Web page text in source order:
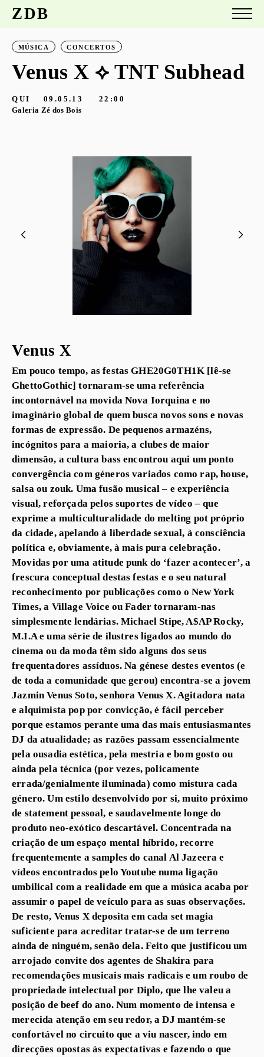
ZDB
MÚSICA CONCERTOS
Venus X ⟡ TNT Subhead
QUI 09.05.13
22:00
Galeria Zé dos Bois
Venus X
Em pouco tempo, as festas GHE20G0TH1K [lê-se
GhettoGothic] tornaram-se uma referência
incontornável na movida Nova Iorquina e no
imaginário global de quem busca novos sons e novas
formas de expressão. De pequenos armazéns,
incógnitos para a maioria, a clubes de maior
dimensão, a cultura bass encontrou aqui um ponto
convergência com géneros variados como rap, house,
salsa ou zouk. Uma fusão musical – e experiência
visual, reforçada pelos suportes de vídeo – que
exprime a multiculturalidade do melting pot próprio
da cidade, apelando à liberdade sexual, à consciência
política e, obviamente, à mais pura celebração.
Movidas por uma atitude punk do ‘fazer acontecer’, a
frescura conceptual destas festas e o seu natural
reconhecimento por publicações como o New York
Times, a Village Voice ou Fader tornaram-nas
simplesmente lendárias. Michael Stipe, A$AP Rocky,
M.I.A e uma série de ilustres ligados ao mundo do
cinema ou da moda têm sido alguns dos seus
frequentadores assíduos. Na génese destes eventos (e
de toda a comunidade que gerou) encontra-se a jovem
Jazmin Venus Soto, senhora Venus X. Agitadora nata
e alquimista pop por convicção, é fácil perceber
porque estamos perante uma das mais entusiasmantes
DJ da atualidade; as razões passam essencialmente
pela ousadia estética, pela mestria e bom gosto ou
ainda pela técnica (por vezes, policamente
errada/genialmente iluminada) como mistura cada
género. Um estilo desenvolvido por si, muito próximo
de statement pessoal, e saudavelmente longe do
produto neo-exótico descartável. Concentrada na
criação de um espaço mental híbrido, recorre
frequentemente a samples do canal Al Jazeera e
vídeos encontrados pelo Youtube numa ligação
umbilical com a realidade em que a música acaba por
assumir o papel de veículo para as suas observações.
De resto, Venus X deposita em cada set magia
suficiente para acreditar tratar-se de um terreno
ainda de ninguém, senão dela. Feito que justificou um
arrojado convite dos agentes de Shakira para
recomendações musicais mais radicais e um roubo de
propriedade intelectual por Diplo, que lhe valeu a
posição de beef do ano. Num momento de intensa e
merecida atenção em seu redor, a DJ mantém-se
confortável no circuito que a viu nascer, indo em
direcções opostas às expectativas e fazendo o que